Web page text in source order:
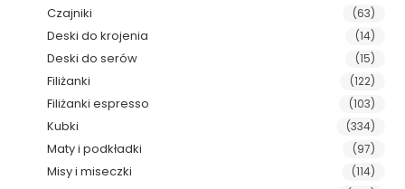
Czajniki (63)
Deski do krojenia (14)
Deski do serów (15)
Filiżanki (122)
Filiżanki espresso (103)
Kubki (334)
Maty i podkładki (97)
Misy i miseczki (114)